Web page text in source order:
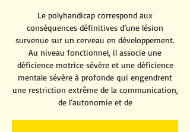
Le polyhandicap correspond aux
conséquences définitives d’une lésion
survenue sur un cerveau en développement.
Au niveau fonctionnel, il associe une
déficience motrice sévère et une déficience
mentale sévère à profonde qui engendrent
une restriction extrême de la communication,
de l’autonomie et de